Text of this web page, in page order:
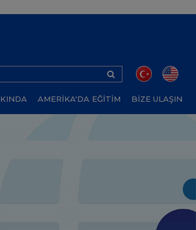
AMERİKA'DA EĞİTİM BİZE ULAŞIN